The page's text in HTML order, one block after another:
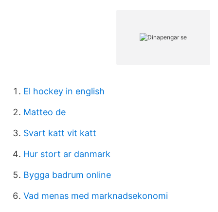
El hockey in english
Matteo de
Svart katt vit katt
Hur stort ar danmark
Bygga badrum online
Vad menas med marknadsekonomi